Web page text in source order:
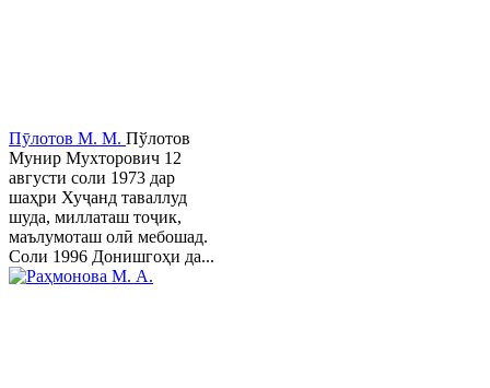
Пӯлотов М. М. Пўлотов
Мунир Мухторович 12
августи соли 1973 дар
шаҳри Хуҷанд таваллуд
шуда, миллаташ тоҷик,
маълумоташ олӣ мебошад.
Соли 1996 Донишгоҳи да...